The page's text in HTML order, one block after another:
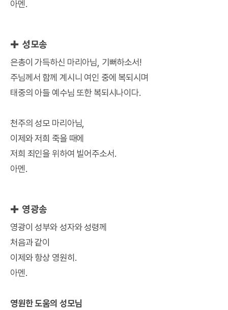
아멘.
✚ 성모송
은총이 가득하신 마리아님, 기뻐하소서!
주님께서 함께 계시니 여인 중에 복되시며
태중의 아들 예수님 또한 복되시나이다.
천주의 성모 마리아님,
이제와 저희 죽을 때에
저희 죄인을 위하여 빌어주소서.
아멘.
✚ 영광송
영광이 성부와 성자와 성령께
처음과 같이
이제와 항상 영원히.
아멘.
영원한 도움의 성모님